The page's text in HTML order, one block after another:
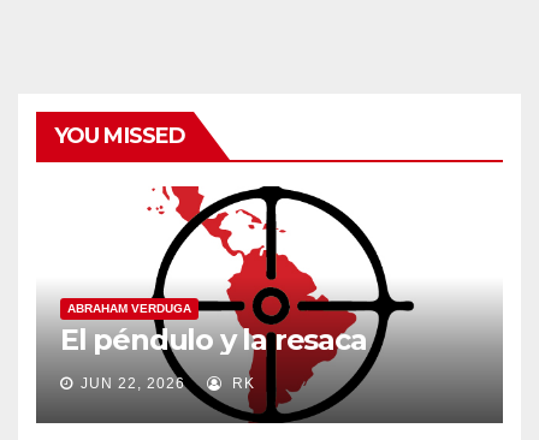
YOU MISSED
ABRAHAM VERDUGA
El péndulo y la resaca
JUN 22, 2026 RK